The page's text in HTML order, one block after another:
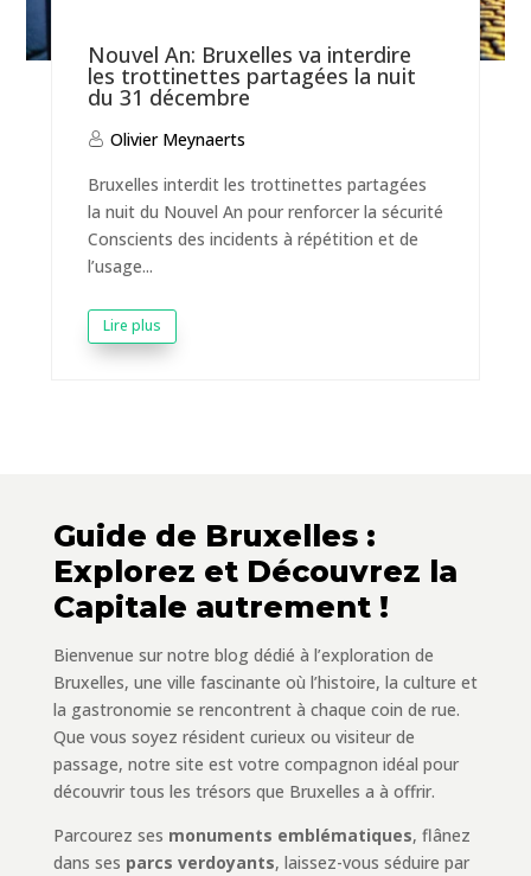
Nouvel An: Bruxelles va interdire
les trottinettes partagées la nuit
du 31 décembre
Olivier Meynaerts
Bruxelles interdit les trottinettes partagées
la nuit du Nouvel An pour renforcer la sécurité
Conscients des incidents à répétition et de
l’usage...
Lire plus
Guide de Bruxelles :
Explorez et Découvrez la
Capitale autrement !
Bienvenue sur notre blog dédié à l’exploration de
Bruxelles, une ville fascinante où l’histoire, la culture et
la gastronomie se rencontrent à chaque coin de rue.
Que vous soyez résident curieux ou visiteur de
passage, notre site est votre compagnon idéal pour
découvrir tous les trésors que Bruxelles a à offrir.
Parcourez ses monuments emblématiques, flânez
dans ses parcs verdoyants, laissez-vous séduire par